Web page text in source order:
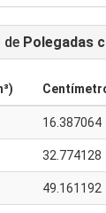
de Polegadas
16.387064
32.774128
49.161192